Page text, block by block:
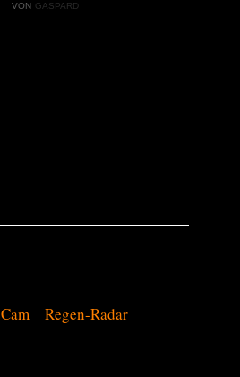
VON GASPARD
Regen-Radar